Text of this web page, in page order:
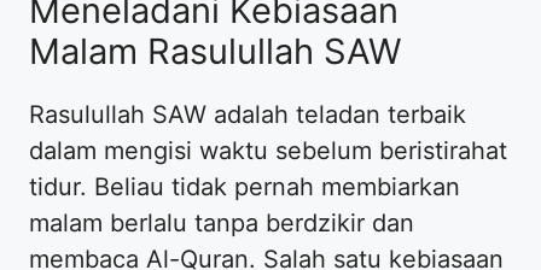
Meneladani Kebiasaan
Malam Rasulullah SAW
Rasulullah SAW adalah teladan terbaik
dalam mengisi waktu sebelum beristirahat
tidur. Beliau tidak pernah membiarkan
malam berlalu tanpa berdzikir dan
membaca Al-Quran. Salah satu kebiasaan